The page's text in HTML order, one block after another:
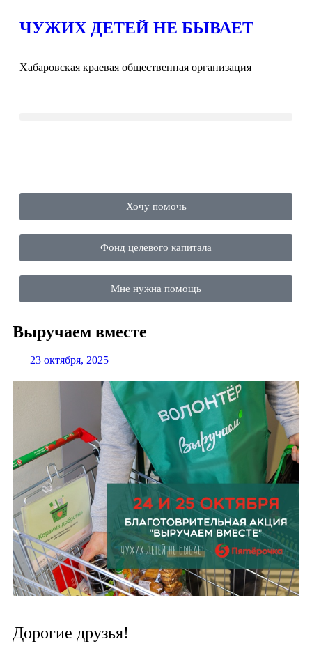
ЧУЖИХ ДЕТЕЙ НЕ БЫВАЕТ
Хабаровская краевая общественная организация
Хочу помочь
Фонд целевого капитала
Мне нужна помощь
Выручаем вместе
23 октября, 2025
Дорогие друзья!